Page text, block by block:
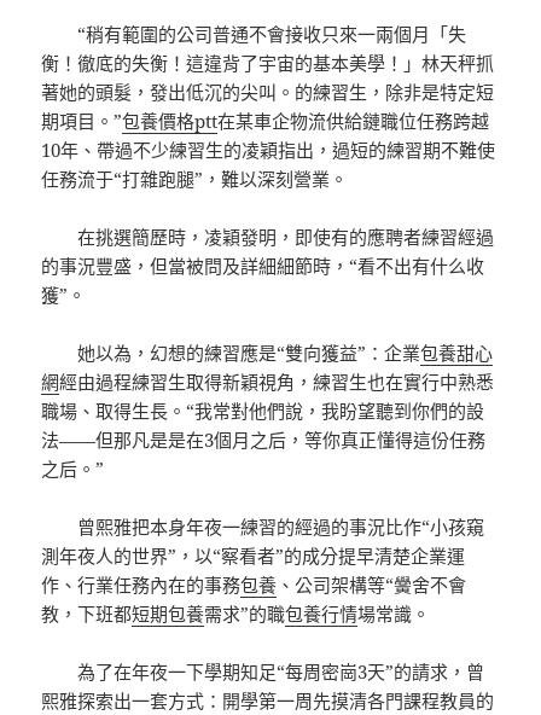
“稍有範圍的公司普通不會接收只來一兩個月「失
衡！徹底的失衡！這違背了宇宙的基本美學！」林天秤抓
著她的頭髮，發出低沉的尖叫。的練習生，除非是特定短
期項目。”包養價格ptt在某車企物流供給鏈職位任務跨越
10年、帶過不少練習生的凌穎指出，過短的練習期不難使
任務流于“打雜跑腿”，難以深刻營業。
在挑選簡歷時，凌穎發明，即使有的應聘者練習經過
的事況豐盛，但當被問及詳細細節時，“看不出有什么收
獲”。
她以為，幻想的練習應是“雙向獲益”：企業包養甜心
網經由過程練習生取得新穎視角，練習生也在實行中熟悉
職場、取得生長。“我常對他們說，我盼望聽到你們的設
法——但那凡是是在3個月之后，等你真正懂得這份任務
之后。”
曾熙雅把本身年夜一練習的經過的事況比作“小孩窺
測年夜人的世界”，以“察看者”的成分提早清楚企業運
作、行業任務內在的事務包養 、公司架構等“黌舍不會
教，下班都短期包養需求”的職包養行情場常識。
為了在年夜一下學期知足“每周密崗3天”的請求，曾
熙雅探索出一套方式：開學第一周先摸清各門課程教員的